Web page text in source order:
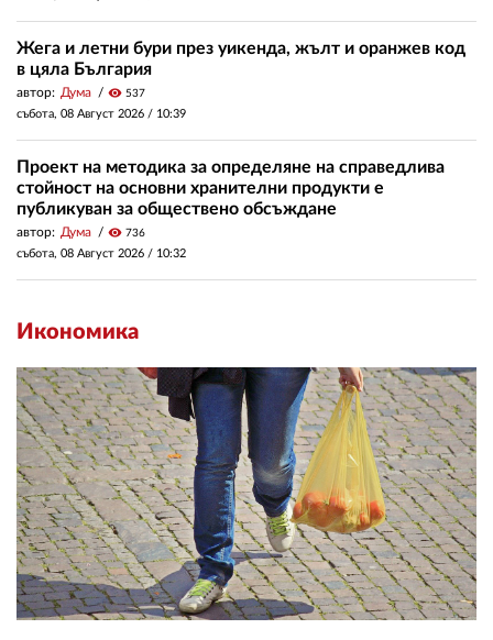
Жега и летни бури през уикенда, жълт и оранжев код
в цяла България
автор: Дума visibility 537
събота, 08 Август 2026 / 10:39
Проект на методика за определяне на справедлива
стойност на основни хранителни продукти е
публикуван за обществено обсъждане
автор: Дума visibility 736
събота, 08 Август 2026 / 10:32
Икономика